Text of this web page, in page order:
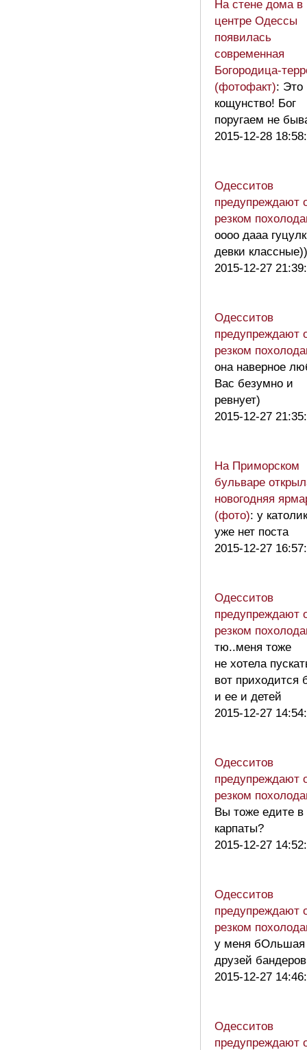
На стене дома в
центре Одессы
появилась
современная
Богородица-
(фотофакт): Это
кощунство! Бог
поругаем не
2015-12-28
Одесситов
предупреждают
резком
оооо дааа
девки классные))
2015-12-27
Одесситов
предупреждают
резком
она наверное
Вас безумно и
ревнует)
2015-12-27
На Приморском
бульваре
новогодняя
(фото): у
уже нет поста
2015-12-27
Одесситов
предупреждают
резком
тю..меня тоже
не хотела
вот приходится
и ее и детей
2015-12-27
Одесситов
предупреждают
резком
Вы тоже едите в
карпаты?
2015-12-27
Одесситов
предупреждают
резком
у меня бОльшая
друзей
2015-12-27
Одесситов
предупреждают